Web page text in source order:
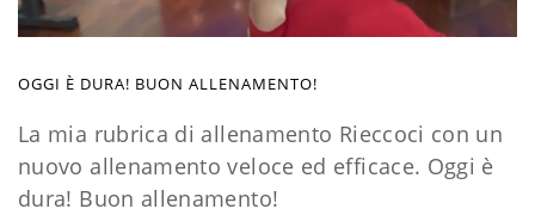
OGGI È DURA! BUON ALLENAMENTO!
La mia rubrica di allenamento Rieccoci con un
nuovo allenamento veloce ed efficace. Oggi è
dura! Buon allenamento!